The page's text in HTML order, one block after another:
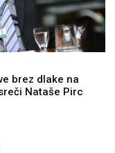
brez dlake na
Nataše Pirc